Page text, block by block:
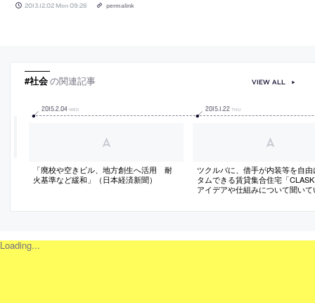
2013.12.02 Mon 09:26 permalink
#社会の関連記事
2015.2.04 WED
「廃校や空きビル、地方創生へ活用 耐
火基準など緩和」（日本経済新聞）
2015.1 22 THU
ツクルバに、借手が内装等を自由
タムできる賃貸集合住宅「
アイデアや仕組みについて聞いて
VIEW ALL
Loading...